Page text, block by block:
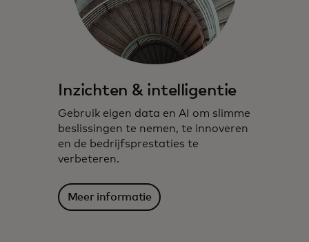
Inzichten & intelligentie
Gebruik eigen data en AI om slimme
beslissingen te nemen, te innoveren
en de bedrijfsprestaties te
verbeteren.
Meer informatie